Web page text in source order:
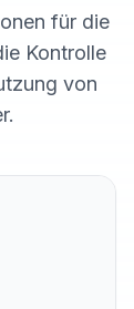
für die
Kontrolle
von